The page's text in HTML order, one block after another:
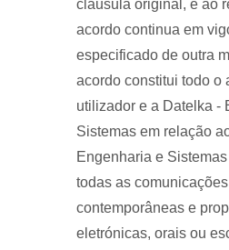
cláusula original, e ao
acordo continua em
especificado de outra
acordo constitui todo o
utilizador e a Datelka -
Sistemas em relação
Engenharia e
todas as
contemporâneas e
eletrónicas, orais ou